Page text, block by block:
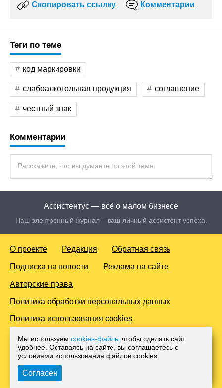
Скопировать ссылку Комментарии
Теги по теме
код маркировки
слабоалкогольная продукция соглашение
честный знак
Комментарии
Ассистентус — всё о малом бизнесе
Наш электронный журнал – ваш личный ассистент успеха.
О проекте Редакция Обратная связь
Подписка на новости Реклама на сайте
Авторские права
Политика обработки персональных данных
Политика использования cookies
© 2016-2026 Все права защищены. Для лиц старше 18 лет.
Любое копирование материалов и тиражирование в сети
Интернет, либо печатных изданиях без согласования с
Администрацией проекта, преследуется законом.
Мы используем cookies-файлы чтобы сделать сайт
удобнее. Оставаясь на сайте, вы соглашаетесь с
условиями использования файлов cооkies.
Согласен